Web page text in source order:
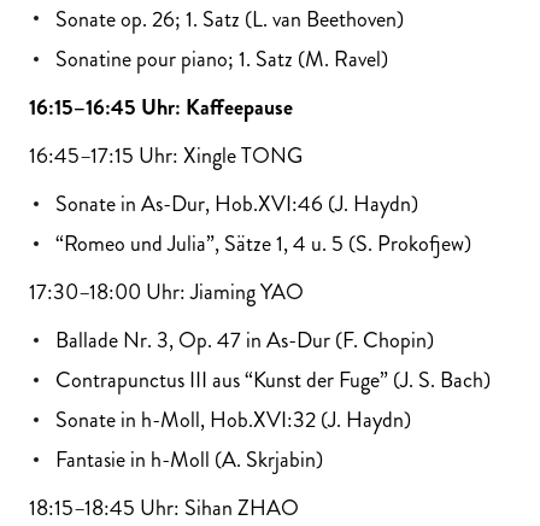
Sonate op. 26; 1. Satz (L. van Beethoven)
Sonatine pour piano; 1. Satz (M. Ravel)
16:15–16:45 Uhr: Kaffeepause
16:45–17:15 Uhr: Xingle TONG
Sonate in As-Dur, Hob.XVI:46 (J. Haydn)
“Romeo und Julia”, Sätze 1, 4 u. 5 (S. Prokofjew)
17:30–18:00 Uhr: Jiaming YAO
Ballade Nr. 3, Op. 47 in As-Dur (F. Chopin)
Contrapunctus III aus “Kunst der Fuge” (J. S. Bach)
Sonate in h-Moll, Hob.XVI:32 (J. Haydn)
Fantasie in h-Moll (A. Skrjabin)
18:15–18:45 Uhr: Sihan ZHAO